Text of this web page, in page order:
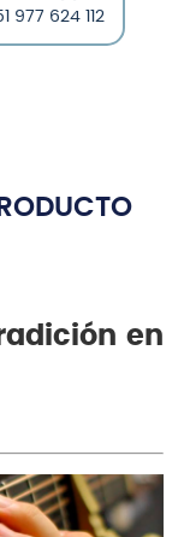
977 624 112
en